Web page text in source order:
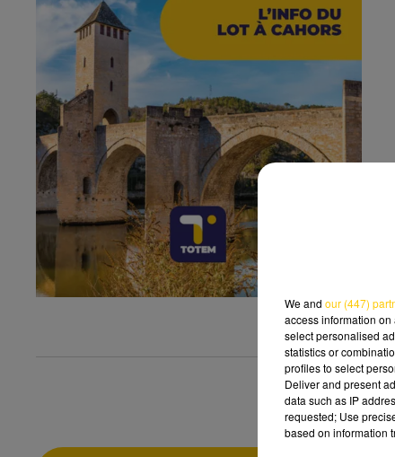
We and our (447)
access information
select personalised
statistics or
profiles to select
Deliver and present
data such as IP
requested; Use
based on information